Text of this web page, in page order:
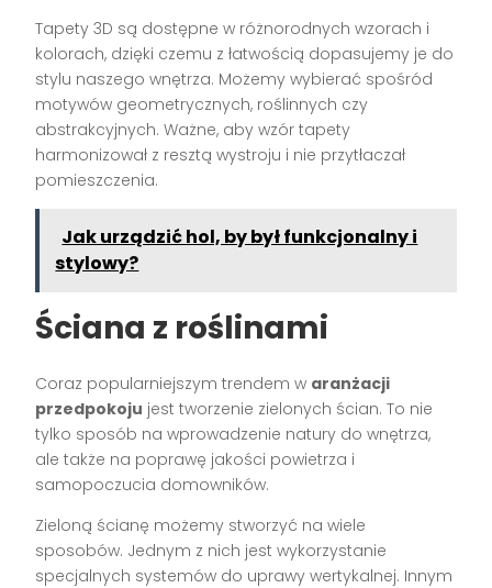
Tapety 3D są dostępne w różnorodnych wzorach i
kolorach, dzięki czemu z łatwością dopasujemy je do
stylu naszego wnętrza. Możemy wybierać spośród
motywów geometrycznych, roślinnych czy
abstrakcyjnych. Ważne, aby wzór tapety
harmonizował z resztą wystroju i nie przytłaczał
pomieszczenia.
Jak urządzić hol, by był funkcjonalny i
stylowy?
Ściana z roślinami
Coraz popularniejszym trendem w aranżacji
przedpokoju jest tworzenie zielonych ścian. To nie
tylko sposób na wprowadzenie natury do wnętrza,
ale także na poprawę jakości powietrza i
samopoczucia domowników.
Zieloną ścianę możemy stworzyć na wiele
sposobów. Jednym z nich jest wykorzystanie
specjalnych systemów do uprawy wertykalnej. Innym